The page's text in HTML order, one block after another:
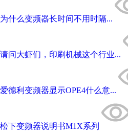
为什么变频器长时间不用时隔...
请问大虾们，印刷机械这个行业...
爱德利变频器显示OPE4什么意...
松下变频器说明书M1X系列